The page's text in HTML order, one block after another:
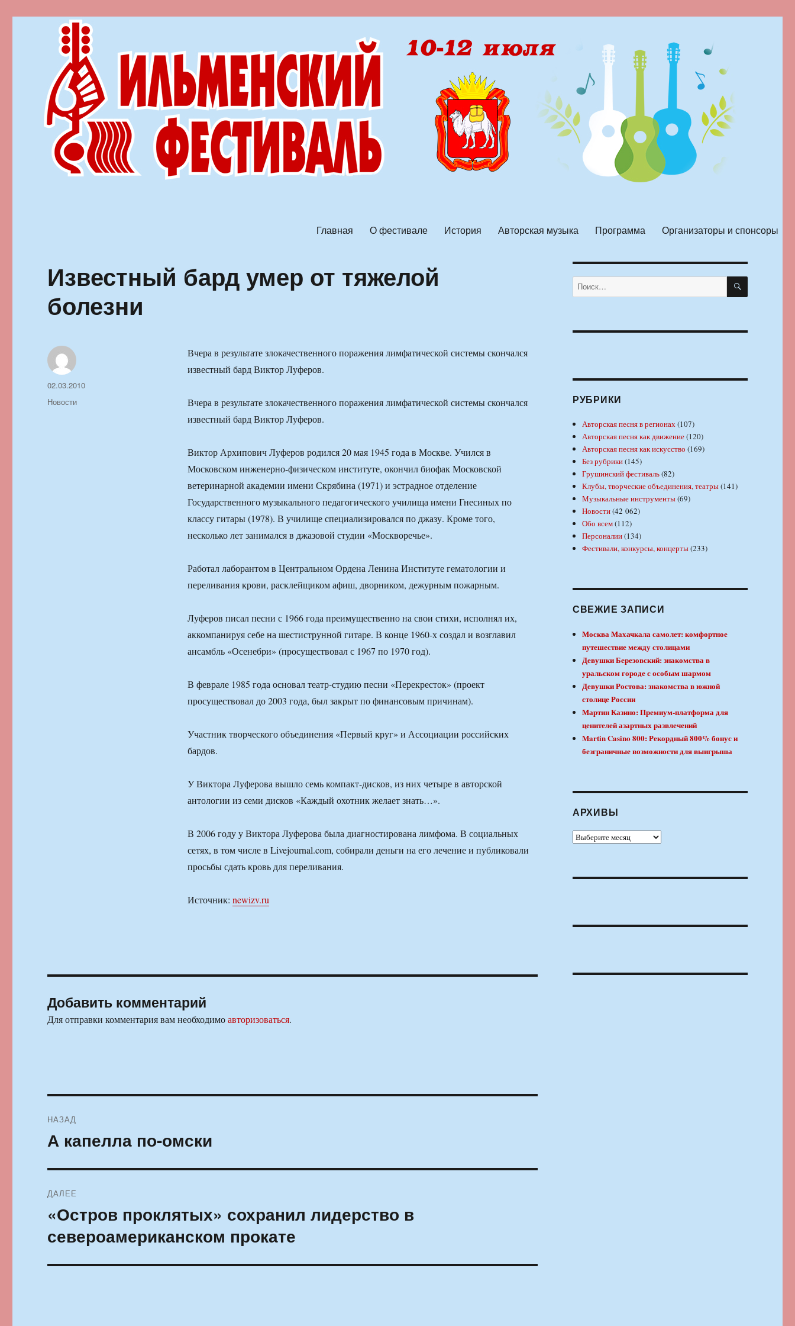
Главная О фестивале История Авторская музыка Программа Организаторы и спонсоры
Известный бард умер от тяжелой
болезни
Вчера в результате злокачественного поражения лимфатической системы скончался
известный бард Виктор Луферов.
Вчера в результате злокачественного поражения лимфатической системы скончался
известный бард Виктор Луферов.
Виктор Архипович Луферов родился 20 мая 1945 года в Москве. Учился в
Московском инженерно-физическом институте, окончил биофак Московской
ветеринарной академии имени Скрябина (1971) и эстрадное отделение
Государственного музыкального педагогического училища имени Гнесиных по
классу гитары (1978). В училище специализировался по джазу. Кроме того,
несколько лет занимался в джазовой студии «Москворечье».
Работал лаборантом в Центральном Ордена Ленина Институте гематологии и
переливания крови, расклейщиком афиш, дворником, дежурным пожарным.
Луферов писал песни с 1966 года преимущественно на свои стихи, исполнял их,
аккомпанируя себе на шестиструнной гитаре. В конце 1960-х создал и возглавил
ансамбль «Осенебри» (просуществовал с 1967 по 1970 год).
В феврале 1985 года основал театр-студию песни «Перекресток» (проект
просуществовал до 2003 года, был закрыт по финансовым причинам).
Участник творческого объединения «Первый круг» и Ассоциации российских
бардов.
У Виктора Луферова вышло семь компакт-дисков, из них четыре в авторской
антологии из семи дисков «Каждый охотник желает знать…».
В 2006 году у Виктора Луферова была диагностирована лимфома. В социальных
сетях, в том числе в Livejournal.com, собирали деньги на его лечение и публиковали
просьбы сдать кровь для переливания.
Источник: newizv.ru
Автор
Опубликовано
02.03.2010
Рубрики
Новости
Добавить комментарий
Для отправки комментария вам необходимоавторизоваться.
по
НАЗАД
Предыдущая
А капелла по-омски
ДАЛЕЕ
Следующая
«Остров проклятых» сохранил лидерство в
североамериканском прокате
Искать: ПОИСК
РУБРИКИ
Авторская песня в регионах(107)
Авторская песня как движение(120)
Авторская песня как искусство (169)
Без рубрики(145)
Грушинский фестиваль(82)
Клубы, творческие объединения, театры(141)
Музыкальные инструменты(69)
Новости(42 062)
Обо всем(112)
Персоналии(134)
Фестивали, конкурсы, концерты(233)
СВЕЖИЕ ЗАПИСИ
Москва Махачкала самолет: комфортное
путешествие между столицами
Девушки Березовский: знакомства в
уральском городе с особым шармом
Девушки Ростова: знакомства в южной
столице России
Мартин Казино: Премиум-платформа для
ценителей азартных развлечений
Martin Casino 800: Рекордный 800% бонус и
безграничные возможности для выигрыша
АРХИВЫ
Архивы